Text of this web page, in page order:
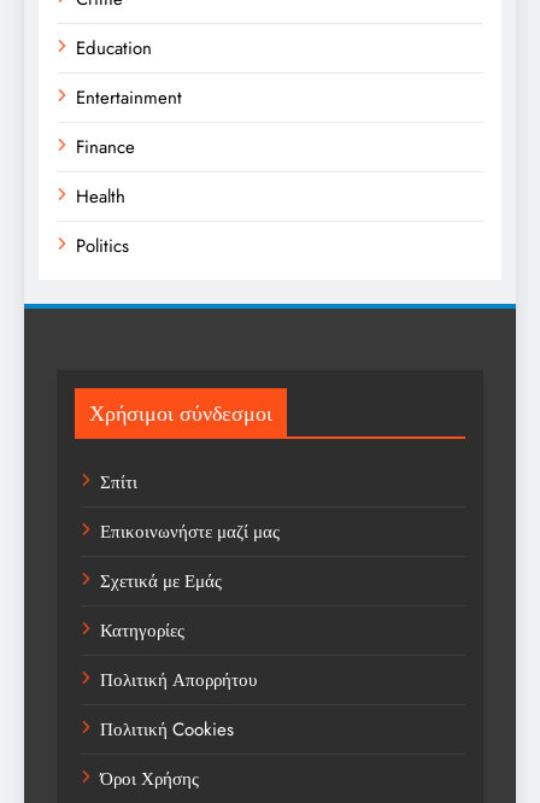
Education
Entertainment
Finance
Health
Politics
Sport
Sports
Technology
Trending
Weather
Αγορά
Αγορά Εργασίας
Αγροτικά Νέα
Αεροπορία
Χρήσιμοι σύνδεσμοι
Σπίτι
Επικοινωνήστε μαζί μας
Σχετικά με Εμάς
Κατηγορίες
Πολιτική Απορρήτου
Πολιτική Cookies
Όροι Χρήσης